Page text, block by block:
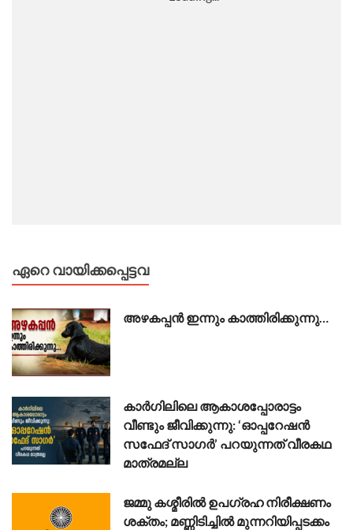
ഏറെ വായിക്കപ്പെട്ടവ
അഴകപ്പൻ ഇന്നും കാത്തിരിക്കുന്നു…
കാർഗിലിലെ ആകാശപ്പോരാട്ടം
വീണ്ടും ജീവിക്കുന്നു: ‘ഓപ്പറേഷൻ
സഫേദ് സാഗർ’ പറയുന്നത് വീരകഥ
മാത്രമല്ല
ജമ്മു കശ്മീരിൽ ഉപഗ്രഹ നിരീക്ഷണം
ശക്തം; മണ്ണിടിച്ചിൽ മുന്നറിയിപ്പടക്കം